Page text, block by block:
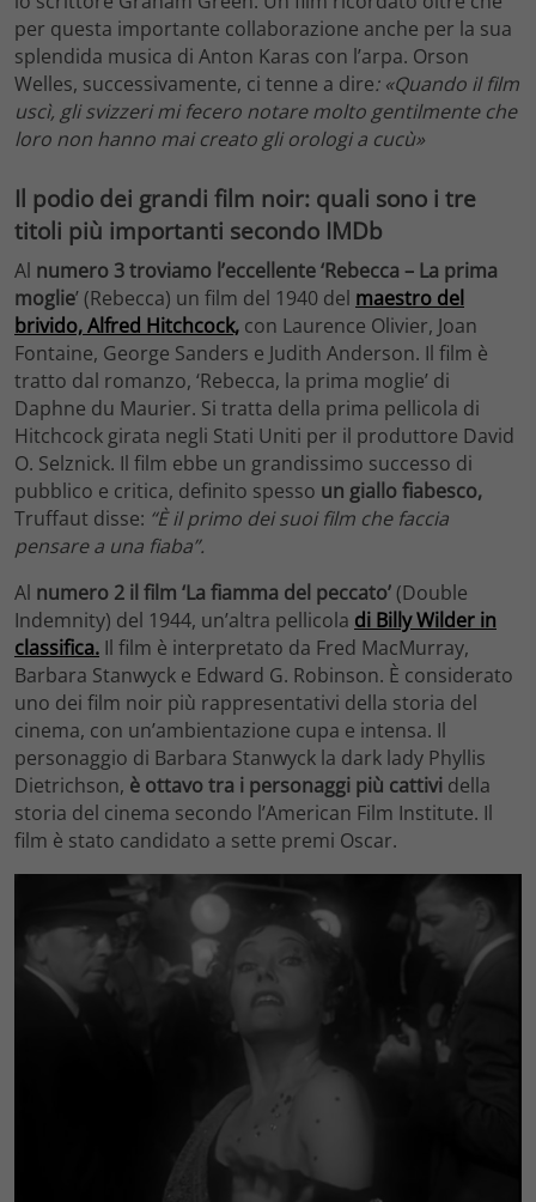
per questa importante collaborazione anche per la sua
splendida musica di Anton Karas con l’arpa. Orson
Welles, successivamente, ci tenne a dire: «Quando il film
uscì, gli svizzeri mi fecero notare molto gentilmente che
loro non hanno mai creato gli orologi a cucù»
Il podio dei grandi film noir: quali sono i tre
titoli più importanti secondo IMDb
Al numero 3 troviamo l’eccellente ‘Rebecca – La prima
moglie’ (Rebecca) un film del 1940 del maestro del
brivido, Alfred Hitchcock, con Laurence Olivier, Joan
Fontaine, George Sanders e Judith Anderson. Il film è
tratto dal romanzo, ‘Rebecca, la prima moglie’ di
Daphne du Maurier. Si tratta della prima pellicola di
Hitchcock girata negli Stati Uniti per il produttore David
O. Selznick. Il film ebbe un grandissimo successo di
pubblico e critica, definito spesso un giallo fiabesco,
Truffaut disse: “È il primo dei suoi film che faccia
pensare a una fiaba”.
Al numero 2 il film ‘La fiamma del peccato’(Double
Indemnity) del 1944, un’altra pellicola di Billy Wilder in
classifica. Il film è interpretato da Fred MacMurray,
Barbara Stanwyck e Edward G. Robinson. È considerato
uno dei film noir più rappresentativi della storia del
cinema, con un’ambientazione cupa e intensa. Il
personaggio di Barbara Stanwyck la dark lady Phyllis
Dietrichson, è ottavo tra i personaggi più cattivi della
storia del cinema secondo l’American Film Institute. Il
film è stato candidato a sette premi Oscar.